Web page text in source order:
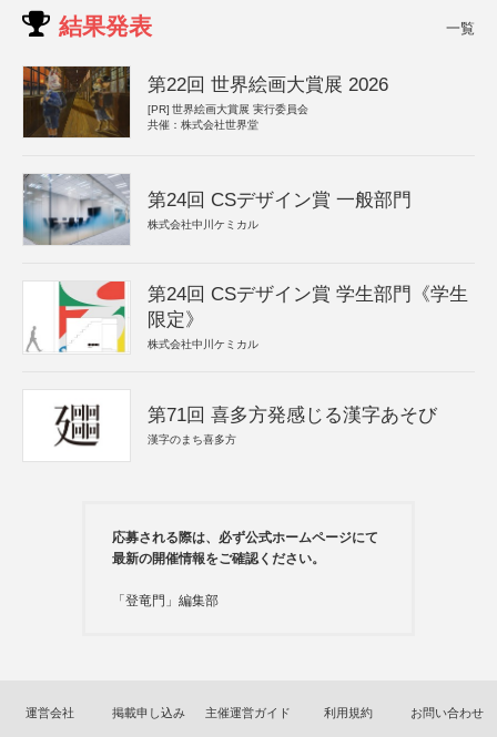
結果発表 一覧
第22回 世界絵画大賞展 2026
[PR] 世界絵画大賞展 実行委員会
共催：株式会社世界堂
第24回 CSデザイン賞 一般部門
株式会社中川ケミカル
第24回 CSデザイン賞 学生部門《学生
限定》
株式会社中川ケミカル
第71回 喜多方発感じる漢字あそび
漢字のまち喜多方
応募される際は、必ず公式ホームページにて
最新の開催情報をご確認ください。
「登竜門」編集部
運営会社 掲載申し込み 主催運営ガイド 利用規約 お問い合わせ